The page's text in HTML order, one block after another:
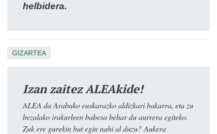
helbidera.
GIZARTEA
Izan zaitez ALEAkide!
ALEA da Arabako euskarazko aldizkari bakarra, eta zu
bezalako irakurleen babesa behar du aurrera egiteko.
Zuk ere gurekin bat egin nahi al duzu? Aukera